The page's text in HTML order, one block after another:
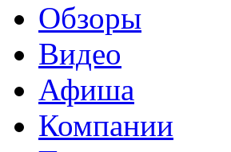
Обзоры
Видео
Афиша
Компании